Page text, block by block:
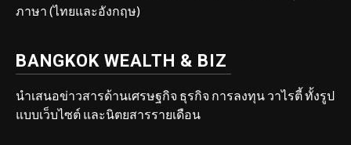
ภาษา (ไทยและอังกฤษ)
BANGKOK WEALTH & BIZ
นำเสนอข่าวสารด้านเศรษฐกิจ ธุรกิจ การลงทุน วาไรตี้ ทั้งรูป
แบบเว็บไซต์ และนิตยสารรายเดือน